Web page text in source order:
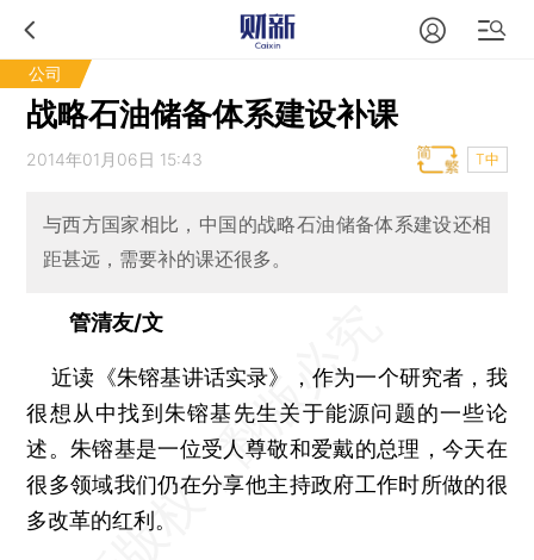
公司
战略石油储备体系建设补课
2014年01月06日 15:43 T中
与西方国家相比，中国的战略石油储备体系建设还相
距甚远，需要补的课还很多。
管清友/文
近读《朱镕基讲话实录》，作为一个研究者，我
很想从中找到朱镕基先生关于能源问题的一些论
述。朱镕基是一位受人尊敬和爱戴的总理，今天在
很多领域我们仍在分享他主持政府工作时所做的很
多改革的红利。